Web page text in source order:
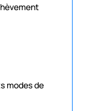
modes de